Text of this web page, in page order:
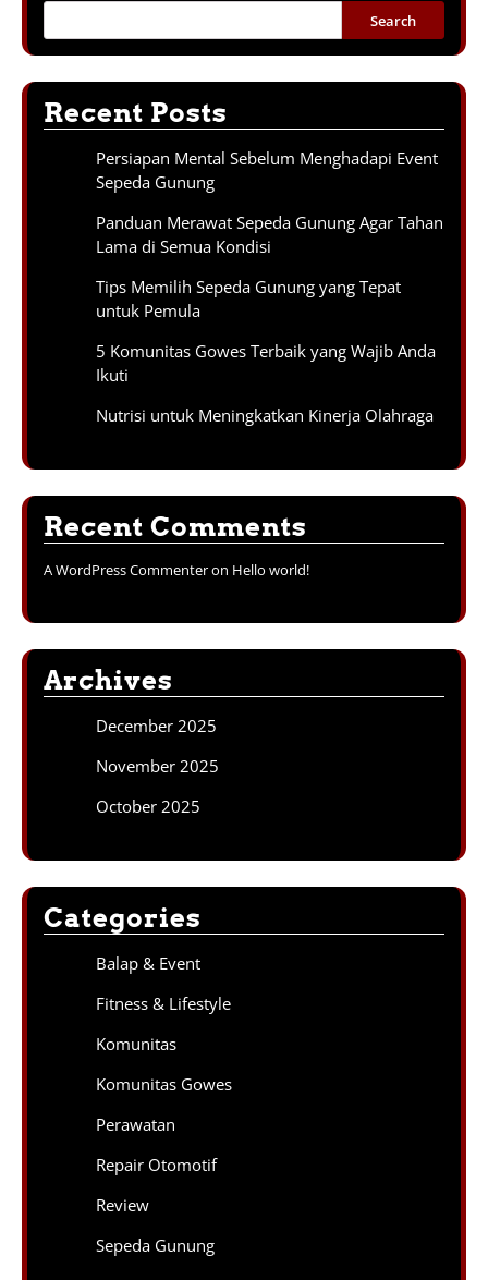
Search
Recent Posts
Persiapan Mental Sebelum Menghadapi Event
Sepeda Gunung
Panduan Merawat Sepeda Gunung Agar Tahan
Lama di Semua Kondisi
Tips Memilih Sepeda Gunung yang Tepat
untuk Pemula
5 Komunitas Gowes Terbaik yang Wajib Anda
Ikuti
Nutrisi untuk Meningkatkan Kinerja Olahraga
Recent Comments
A WordPress Commenteron Hello world!
Archives
December 2025
November 2025
October 2025
Categories
Balap & Event
Fitness & Lifestyle
Komunitas
Komunitas Gowes
Perawatan
Repair Otomotif
Review
Sepeda Gunung